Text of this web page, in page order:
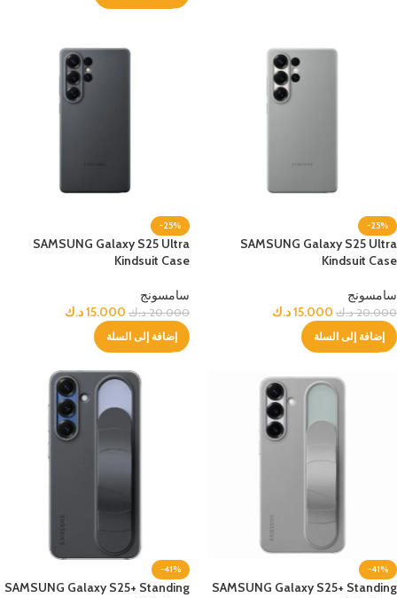
-25%
SAMSUNG Galaxy S25 Ultra
Kindsuit Case
سامسونج
20.000 د.ك 15.000د.ك
إضافة إلى السلة
-25%
SAMSUNG Galaxy S25 Ultra
Kindsuit Case
سامسونج
20.000 د.ك 15.000د.ك
إضافة إلى السلة
-41%
SAMSUNG Galaxy S25+ Standing
-41%
SAMSUNG Galaxy S25+ Standing